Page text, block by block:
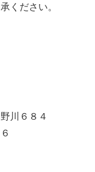
ください。
川６８４